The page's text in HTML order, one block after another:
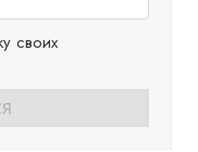
своих